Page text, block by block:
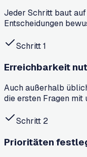
Jeder Schritt baut
Entscheidungen
Schritt1
Erreichbarkeit
Auch außerhalb
die ersten Fragen mit
Schritt 2
Prioritäten